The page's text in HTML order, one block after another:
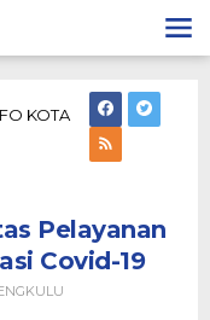
KOTA
Pelayanan
Covid-19